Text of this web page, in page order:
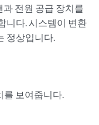
전원 공급 장치를
니다. 시스템이 변환
정상입니다.
를 보여줍니다.